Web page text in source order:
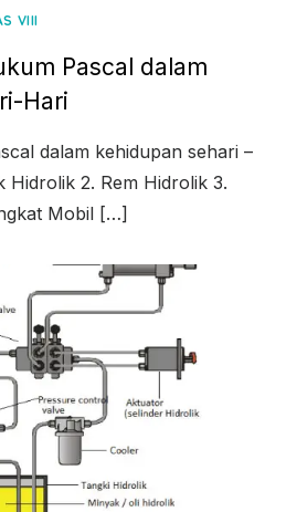
VIII
Pascal dalam
Hari
dalam kehidupan sehari –
Hidrolik 2. Rem Hidrolik 3.
Mobil […]